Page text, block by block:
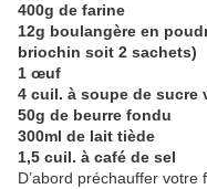
400g de farine
12g boulangère en
briochin soit 2 sachets)
1 œuf
4 cuil. à soupe de sucre
50g de beurre fondu
300ml de lait tiède
1,5 cuil. à café de sel
D’abord préchauffer